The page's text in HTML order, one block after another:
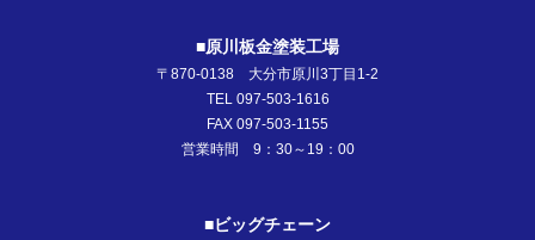
■原川板金塗装工場
〒870-0138 大分市原川3丁目1-2
TEL 097-503-1616
FAX 097-503-1155
営業時間 9：30～19：00
■ビッグチェーン